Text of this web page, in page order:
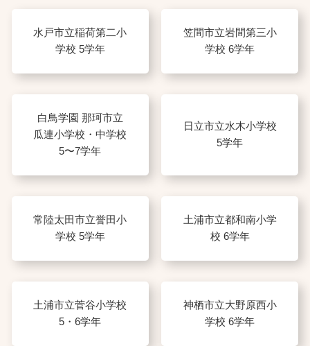
水戸市立稲荷第二小
学校 5学年
笠間市立岩間第三小
学校 6学年
白鳥学園 那珂市立
瓜連小学校・中学校
5〜7学年
日立市立水木小学校
5学年
常陸太田市立誉田小
学校 5学年
土浦市立都和南小学
校 6学年
土浦市立菅谷小学校
5・6学年
神栖市立大野原西小
学校 6学年